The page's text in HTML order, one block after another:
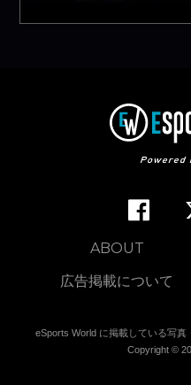
ABOUT
広告掲載について
eSports World に掲載している写真
Copyright ©